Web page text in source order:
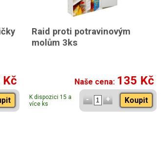
Kč
Raid proti potravinovým
molům 3ks
Naše cena: 135 Kč
K dispozici 15 a
více ks
Koupit